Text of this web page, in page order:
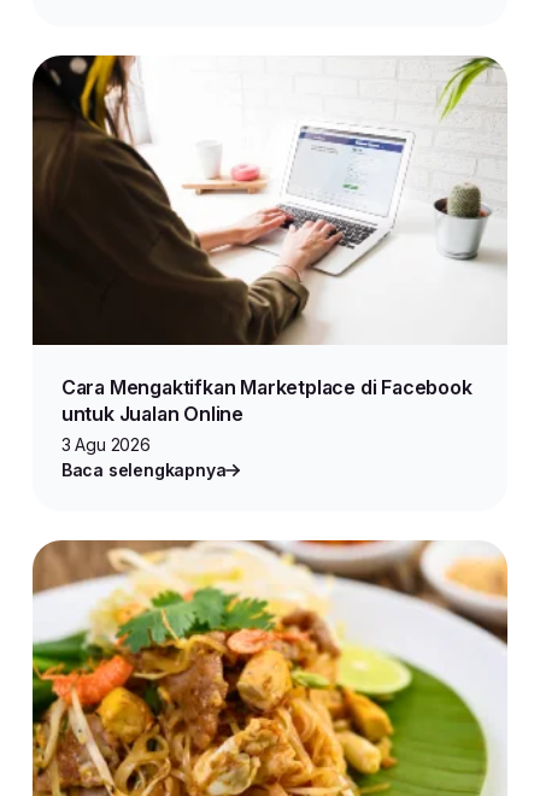
Cara Mengaktifkan Marketplace di Facebook
untuk Jualan Online
3 Agu 2026
Baca selengkapnya